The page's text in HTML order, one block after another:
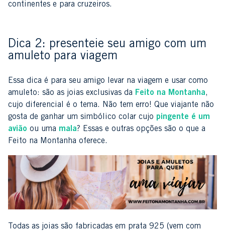
continentes e para cruzeiros.
Dica 2: presenteie seu amigo com um
amuleto para viagem
Essa dica é para seu amigo levar na viagem e usar como
amuleto: são as joias exclusivas da Feito na Montanha,
cujo diferencial é o tema. Não tem erro! Que viajante não
gosta de ganhar um simbólico colar cujo pingente é um
avião ou uma mala? Essas e outras opções são o que a
Feito na Montanha oferece.
Todas as joias são fabricadas em prata 925 (vem com